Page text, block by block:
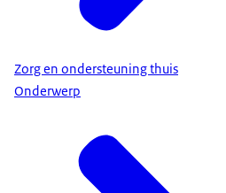
Zorg en ondersteuning thuis
Onderwerp